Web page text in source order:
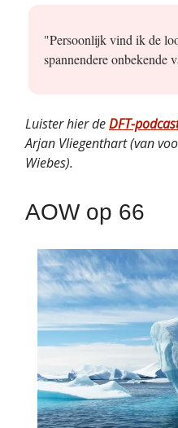
"Persoonlijk vind ik de
spannendere onbekende
Luister hier deDFT-
Arjan Vliegenthart (van
Wiebes).
AOW op 66